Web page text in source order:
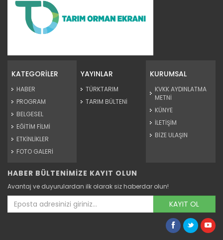
Devamını Oku ->
Ceylanpınar ekimde ve hasatta...
Tarım ve Orman Bakanlığı Tarım İşletmeleri Genel
Müdürlüğü...
Devamını Oku ->
KATEGORİLER
HABER
PROGRAM
BELGESEL
EĞİTİM FİLMİ
ETKİNLİKLER
FOTO GALERİ
YAYINLAR
TÜRKTARIM
TARIM BÜLTENİ
KURUMSAL
KVKK AYDINLATMA
METNİ
KÜNYE
İLETİŞİM
BİZE ULAŞIN
HABER BÜLTENİMİZE KAYIT OLUN
Avantaj ve duyurulardan ilk olarak siz haberdar olun!
KAYIT OL